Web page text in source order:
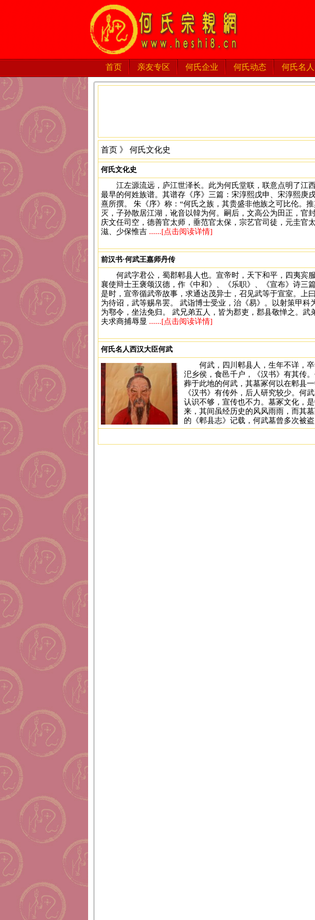
首页 亲友专区 何氏企业 何氏动态 何氏名人
首页 》 何氏文化史
何氏文化史
江左源流远，庐江世泽长。此为何氏堂联，联意点明了江
最早的何姓族谱。其谱存《序》三篇：宋淳熙戊申、宋淳熙庚
熹所撰。 朱《序》称：“何氏之族，其贵盛非他族之可比伦。
灭，子孙散居江湖，讹音以韓为何。嗣后，文高公为田正，官
庆文任司空，德善官太师，垂范官太保，宗艺官司徒，元圭官
滋、少保惟吉 ......[点击阅读详情]
前汉书·何武王嘉师丹传
何武字君公，蜀郡郫县人也。宣帝时，天下和平，四夷宾
襄使辩士王褒颂汉德，作《中和》、《乐职》、《宣布》诗三
是时，宣帝循武帝故事，求通达茂异士，召见武等于宣室。上
为待诏，武等赐帛罢。 武诣博士受业，治《易》。以射策甲
为鄠令，坐法免归。 武兄弟五人，皆为郡吏，郡县敬惮之。
夫求商捕辱显 ......[点击阅读详情]
何氏名人西汉大臣何武
何武，四川郫县人，生年不详，
汜乡侯，食邑千户，《汉书》有其传
葬于此地的何武，其墓冢何以在郫县
《汉书》有传外，后人研究较少。何
认识不够，宣传也不力。墓冢文化，
来，其间虽经历史的风风雨雨，而其
的《郫县志》记载，何武墓曾多次被